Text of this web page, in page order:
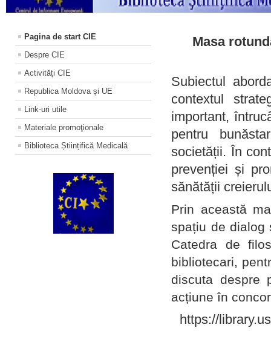
Pagina de start CIE
Despre CIE
Activități CIE
Republica Moldova și UE
Link-uri utile
Materiale promoţionale
Biblioteca Științifică Medicală
Masa
Subiectul
contextul
important,
pentru
societății. În
prevenției și
sănătății
Prin această
spațiu de dialog
Catedra de
bibliotecari,
discuta despre
acțiune în
https://